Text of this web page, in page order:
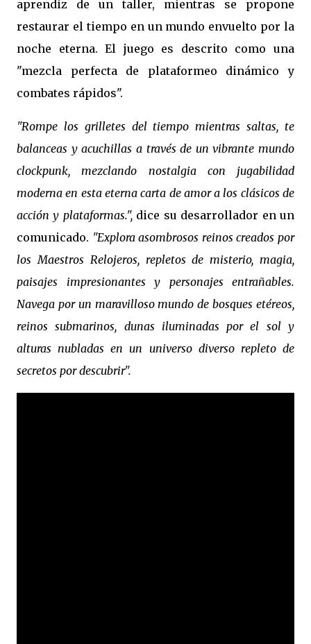
aprendiz de un taller, mientras se propone
restaurar el tiempo en un mundo envuelto por la
noche eterna. El juego es descrito como una
"mezcla perfecta de plataformeo dinámico y
combates rápidos".
"Rompe los grilletes del tiempo mientras saltas, te
balanceas y acuchillas a través de un vibrante mundo
clockpunk, mezclando nostalgia con jugabilidad
moderna en esta eterna carta de amor a los clásicos de
acción y plataformas.",dice su desarrollador en un
comunicado. "Explora asombrosos reinos creados por
los Maestros Relojeros, repletos de misterio, magia,
paisajes impresionantes y personajes entrañables.
Navega por un maravilloso mundo de bosques etéreos,
reinos submarinos, dunas iluminadas por el sol y
alturas nubladas en un universo diverso repleto de
secretos por descubrir".